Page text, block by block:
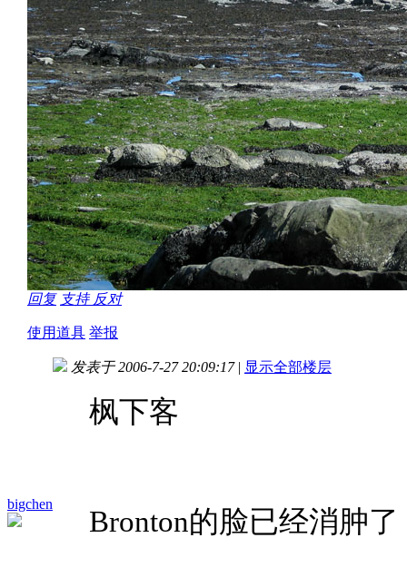
回复 支持 反对
使用道具 举报
bigchen
发表于 2006-7-27 20:09:17 | 显示全部楼层
枫下客
Bronton的脸已经消肿